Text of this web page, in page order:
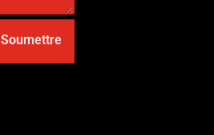
Soumettre